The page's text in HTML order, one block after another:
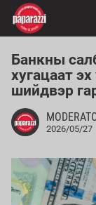
Банкны
хугацаат
шийдвэр
2026/05/27